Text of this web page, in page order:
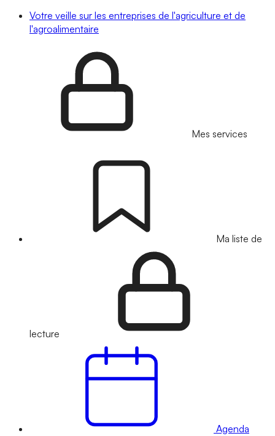
Votre veille sur les entreprises de l'agriculture et de
l'agroalimentaire
Mes services
Ma liste de
lecture
Agenda